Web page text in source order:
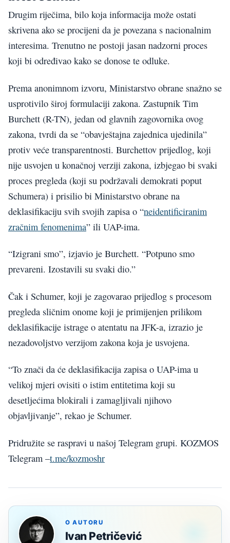
Drugim riječima, bilo koja informacija može ostati
skrivena ako se procijeni da je povezana s nacionalnim
interesima. Trenutno ne postoji jasan nadzorni proces
koji bi određivao kako se donose te odluke.
Prema anonimnom izvoru, Ministarstvo obrane snažno se
usprotivilo široj formulaciji zakona. Zastupnik Tim
Burchett (R-TN), jedan od glavnih zagovornika ovog
zakona, tvrdi da se “obavještajna zajednica ujedinila”
protiv veće transparentnosti. Burchettov prijedlog, koji
nije usvojen u konačnoj verziji zakona, izbjegao bi svaki
proces pregleda (koji su podržavali demokrati poput
Schumera) i prisilio bi Ministarstvo obrane na
deklasifikaciju svih svojih zapisa o “neidentificiranim
zračnim fenomenima” ili UAP-ima.
“Izigrani smo”, izjavio je Burchett. “Potpuno smo
prevareni. Izostavili su svaki dio.”
Čak i Schumer, koji je zagovarao prijedlog s procesom
pregleda sličnim onome koji je primijenjen prilikom
deklasifikacije istrage o atentatu na JFK-a, izrazio je
nezadovoljstvo verzijom zakona koja je usvojena.
“To znači da će deklasifikacija zapisa o UAP-ima u
velikoj mjeri ovisiti o istim entitetima koji su
desetljećima blokirali i zamagljivali njihovo
objavljivanje”, rekao je Schumer.
Pridružite se raspravi u našoj Telegram grupi. KOZMOS
Telegram –t.me/kozmoshr
O AUTORU
Ivan Petričević